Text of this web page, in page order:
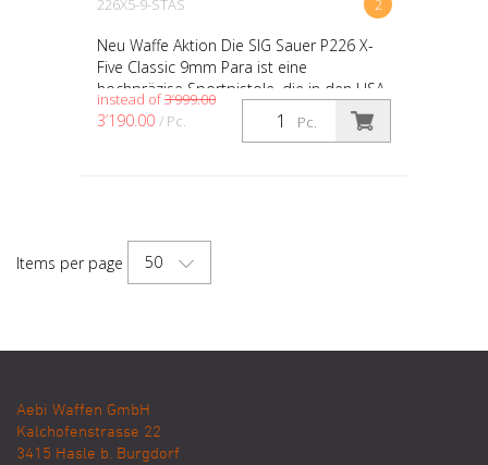
2
226X5-9-STAS
Neu Waffe Aktion Die SIG Sauer P226 X-
Five Classic 9mm Para ist eine
hochpräzise Sportpistole, die in den USA
gefertigt wird und auf der bewährten
P226-Plattform basiert....
Pc.
instead of3’999.00
3’190.00 / Pc.
Items per page 50
Aebi Waffen GmbH
Kalchofenstrasse 22
3415 Hasle b. Burgdorf